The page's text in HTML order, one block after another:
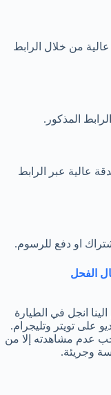
من خلال الرابط
المذكور.
عالية عبر الرابط
او دفع للرسوم.
الفحل
انجل في الطيارة
على تويتر وتليجرام.
عدم مشاهدته إلا من
وجريئة.